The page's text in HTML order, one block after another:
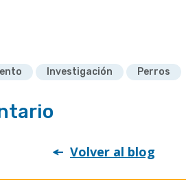
Investigación Perros
Volver al blog